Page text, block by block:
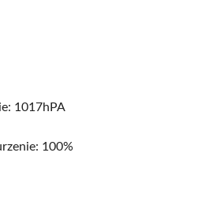
1017hPA
100%